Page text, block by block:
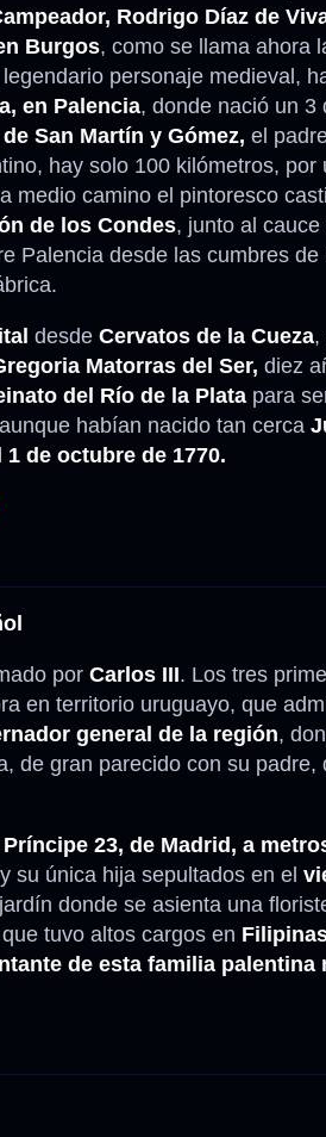
Rodrigo Díaz de
Burgos, como se llama ahora
personaje medieval,
en Palencia, donde nació un 3
San Martín y Gómez, el
hay solo 100 kilómetros, por
medio camino el pintoresco
de los Condes, junto al cauce
Palencia desde las cumbres de
desde Cervatos de la Cueza,
Matorras del Ser, diez
del Río de la Plata para
habían nacido tan cerca
de octubre de 1770.
por Carlos III. Los tres
en territorio uruguayo, que
general de la región,
de gran parecido con su padre,
23, de Madrid, a
su única hija sepultados en el
donde se asienta una
tuvo altos cargos en
de esta familia palentina